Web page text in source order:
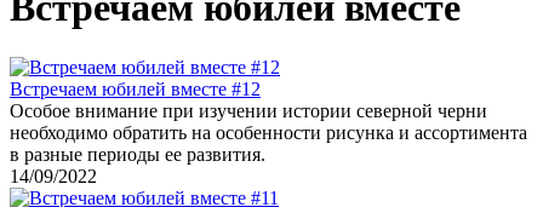
Встречаем юбилей вместе #12
Особое внимание при изучении истории северной черни
необходимо обратить на особенности рисунка и ассортимента
в разные периоды ее развития.
14/09/2022